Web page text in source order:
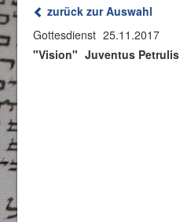
zurück zur Auswahl
Gottesdienst 25.11.2017
"Vision" Juventus Petrulis